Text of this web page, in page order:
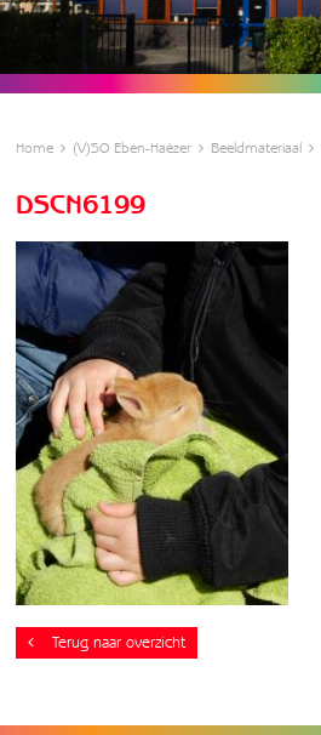
Home (V)SO Eben-Haëzer Beeldmateriaal
DSCN6199
Terug naar overzicht